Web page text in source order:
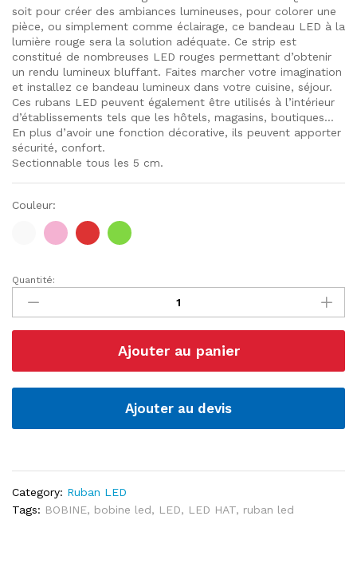
soit pour créer des ambiances lumineuses, pour colorer une
pièce, ou simplement comme éclairage, ce bandeau LED à la
lumière rouge sera la solution adéquate. Ce strip est
constitué de nombreuses LED rouges permettant d’obtenir
un rendu lumineux bluffant. Faites marcher votre imagination
et installez ce bandeau lumineux dans votre cuisine, séjour.
Ces rubans LED peuvent également être utilisés à l’intérieur
d’établissements tels que les hôtels, magasins, boutiques…
En plus d’avoir une fonction décorative, ils peuvent apporter
sécurité, confort.
Sectionnable tous les 5 cm.
Couleur:
Bobine
Led
5m
quantité
Quantité:
Ajouter au panier
Ajouter au devis
Category: Ruban LED
Tags: BOBINE, bobine led, LED, LED HAT, ruban led